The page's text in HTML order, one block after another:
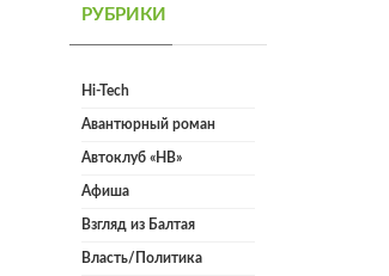
РУБРИКИ
Hi-Tech
Авантюрный роман
Автоклуб «НВ»
Афиша
Взгляд из Балтая
Власть/Политика